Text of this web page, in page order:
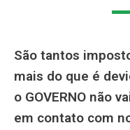
São tantos
mais do que é
o GOVERNO não
em contato com